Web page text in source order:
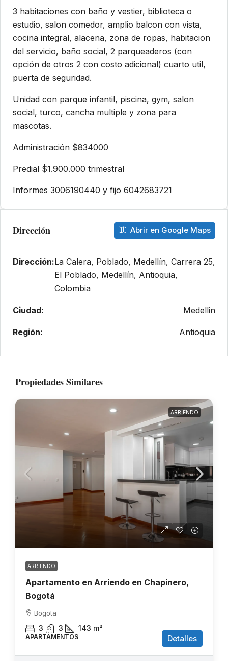
3 habitaciones con baño y vestier, biblioteca o
estudio, salon comedor, amplio balcon con vista,
cocina integral, alacena, zona de ropas, habitacion
del servicio, baño social, 2 parqueaderos (con
opción de otros 2 con costo adicional) cuarto util,
puerta de seguridad.
Unidad con parque infantil, piscina, gym, salon
social, turco, cancha multiple y zona para
mascotas.
Administración $834000
Predial $1.900.000 trimestral
Informes 3006190440 y fijo 6042683721
Dirección Abrir en Google Maps
Dirección:La Calera, Poblado, Medellín, Carrera 25,
El Poblado, Medellín, Antioquia,
Colombia
Ciudad: Medellin
Región: Antioquia
Propiedades Similares
ARRIENDO
ARRIENDO
Apartamento en Arriendo en Chapinero,
Bogotá
Bogota
3 3 143 m²
APARTAMENTOS Detalles